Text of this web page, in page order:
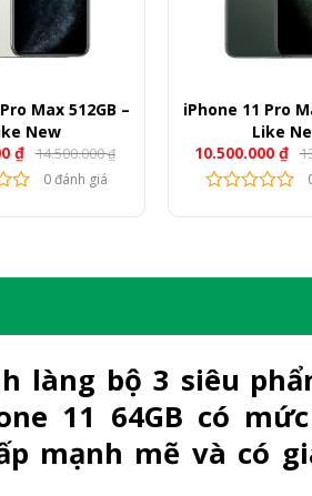
Max 512GB –
New
₫ 14.500.000₫
0 đánh giá
iPhone 11 Pro
Like
10.500.000 ₫
làng bộ 3 siêu
11 64GB có
mạnh mẽ và có